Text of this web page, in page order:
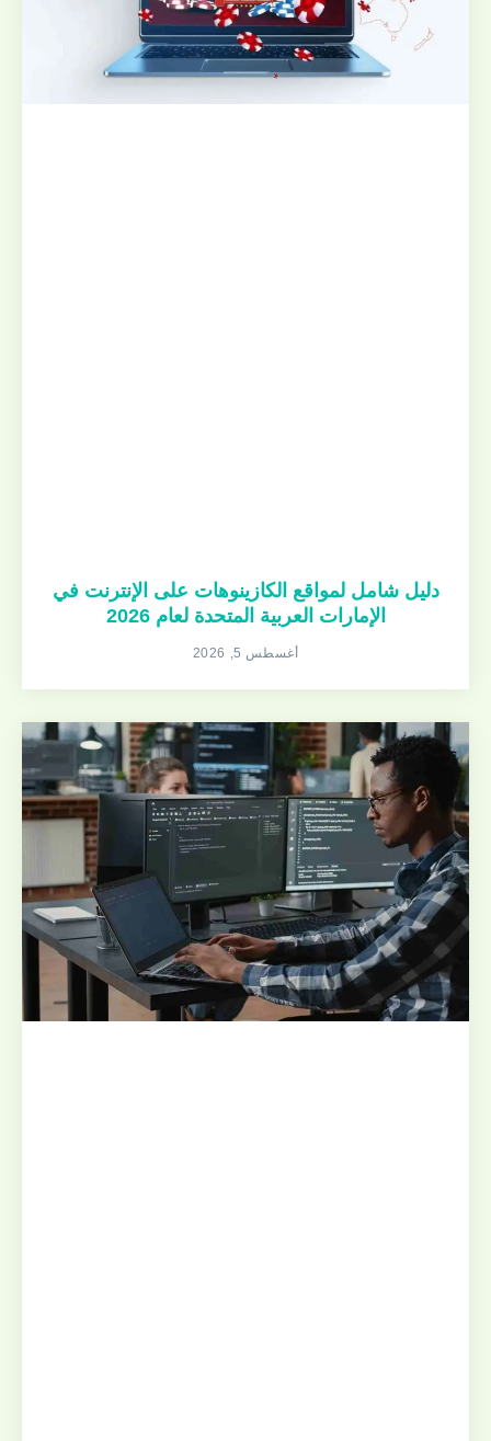
دليل شامل لمواقع الكازينوهات على الإنترنت في
الإمارات العربية المتحدة لعام 2026
أغسطس 5, 2026